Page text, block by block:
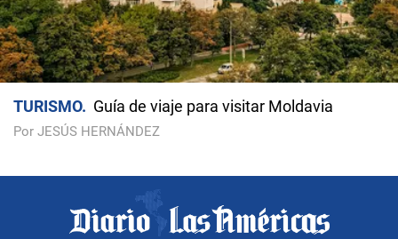
TURISMO Guía de viaje para visitar Moldavia
Por JESÚS HERNÁNDEZ